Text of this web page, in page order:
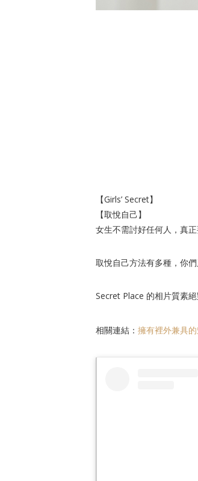
【Girls’ Secret】
【取悅自己】
女生不需討好任何人，真
取悅自己方法有多種，你
Secret Place 的相片質素
相關連結： 擁有裡外兼具